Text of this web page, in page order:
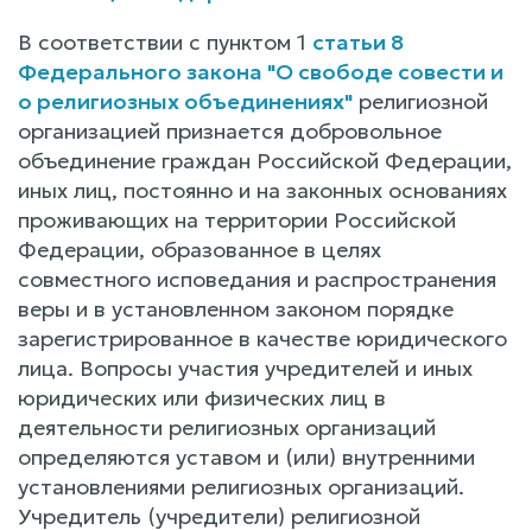
В соответствии с пунктом 1 статьи 8
Федерального закона "О свободе совести и
о религиозных объединениях" религиозной
организацией признается добровольное
объединение граждан Российской Федерации,
иных лиц, постоянно и на законных основаниях
проживающих на территории Российской
Федерации, образованное в целях
совместного исповедания и распространения
веры и в установленном законом порядке
зарегистрированное в качестве юридического
лица. Вопросы участия учредителей и иных
юридических или физических лиц в
деятельности религиозных организаций
определяются уставом и (или) внутренними
установлениями религиозных организаций.
Учредитель (учредители) религиозной